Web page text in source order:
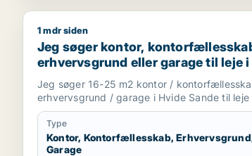
Jeg søger kontor, kontorfællesskab,
1 mdr siden
Jeg søger kontor,
erhvervsgrund eller garage til leje i
Sande
Jeg søger 16-25 m2 kontor /
erhvervsgrund / garage i Hvide Sande til leje
Type
Kontor, Kontorfællesskab,
Garage